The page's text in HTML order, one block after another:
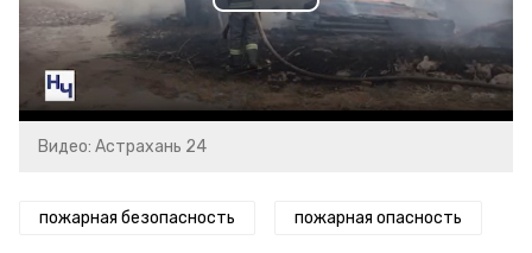
Play
Video
Видео: Астрахань 24
пожарная безопасность пожарная опасность